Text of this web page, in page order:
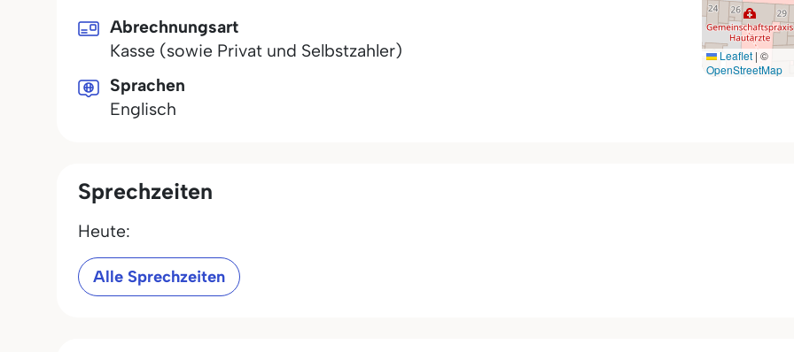
Leaflet | ©
OpenStreetMap
Abrechnungsart
Kasse (sowie Privat und Selbstzahler)
Sprachen
Englisch
Sprechzeiten
Heute:
Alle Sprechzeiten